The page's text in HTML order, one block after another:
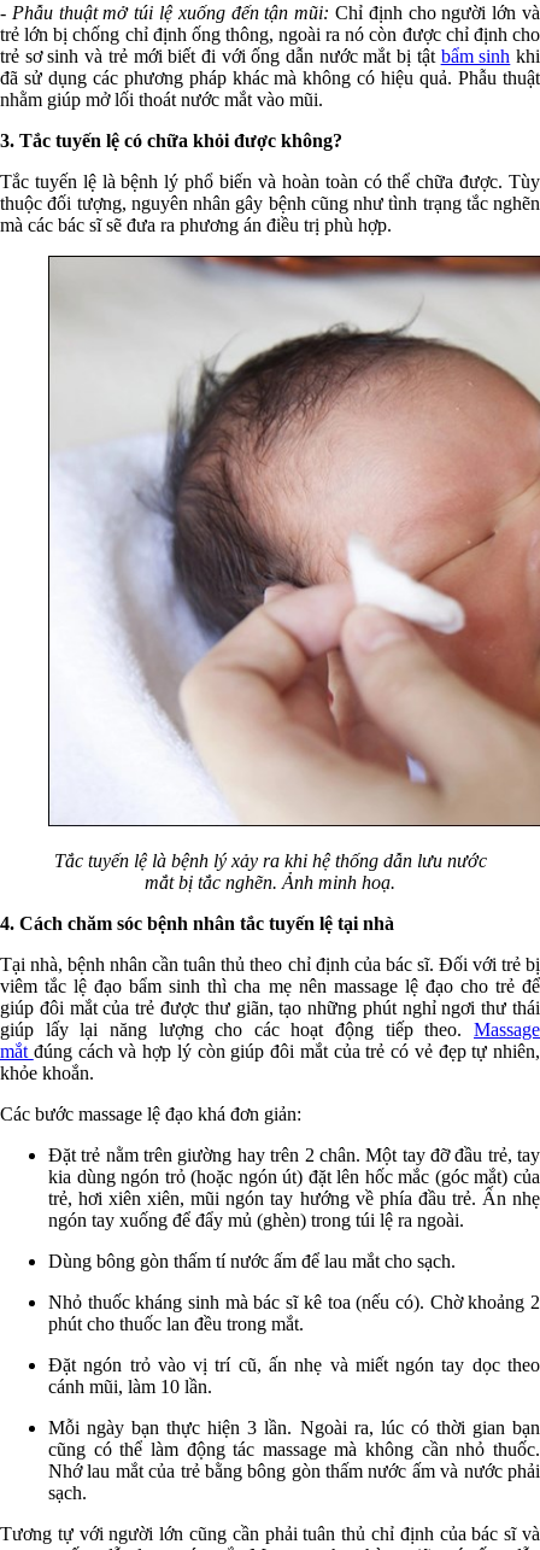
- Phẫu thuật mở túi lệ xuống đến tận mũi: Chỉ định cho người lớn và
trẻ lớn bị chống chỉ định ống thông, ngoài ra nó còn được chỉ định cho
trẻ sơ sinh và trẻ mới biết đi với ống dẫn nước mắt bị tật bẩm sinh khi
đã sử dụng các phương pháp khác mà không có hiệu quả. Phẫu thuật
nhằm giúp mở lối thoát nước mắt vào mũi.
3. Tắc tuyến lệ có chữa khỏi được không?
Tắc tuyến lệ là bệnh lý phổ biến và hoàn toàn có thể chữa được. Tùy
thuộc đối tượng, nguyên nhân gây bệnh cũng như tình trạng tắc nghẽn
mà các bác sĩ sẽ đưa ra phương án điều trị phù hợp.
Tắc tuyến lệ là bệnh lý xảy ra khi hệ thống dẫn lưu nước
mắt bị tắc nghẽn. Ảnh minh hoạ.
4. Cách chăm sóc bệnh nhân tắc tuyến lệ tại nhà
Tại nhà, bệnh nhân cần tuân thủ theo chỉ định của bác sĩ. Đối với trẻ bị
viêm tắc lệ đạo bẩm sinh thì cha mẹ nên massage lệ đạo cho trẻ để
giúp đôi mắt của trẻ được thư giãn, tạo những phút nghỉ ngơi thư thái
giúp lấy lại năng lượng cho các hoạt động tiếp theo. Massage
mắt đúng cách và hợp lý còn giúp đôi mắt của trẻ có vẻ đẹp tự nhiên,
khỏe khoắn.
Các bước massage lệ đạo khá đơn giản:
Đặt trẻ nằm trên giường hay trên 2 chân. Một tay đỡ đầu trẻ, tay
kia dùng ngón trỏ (hoặc ngón út) đặt lên hốc mắc (góc mắt) của
trẻ, hơi xiên xiên, mũi ngón tay hướng về phía đầu trẻ. Ấn nhẹ
ngón tay xuống để đẩy mủ (ghèn) trong túi lệ ra ngoài.
Dùng bông gòn thấm tí nước ấm để lau mắt cho sạch.
Nhỏ thuốc kháng sinh mà bác sĩ kê toa (nếu có). Chờ khoảng 2
phút cho thuốc lan đều trong mắt.
Đặt ngón trỏ vào vị trí cũ, ấn nhẹ và miết ngón tay dọc theo
cánh mũi, làm 10 lần.
Mỗi ngày bạn thực hiện 3 lần. Ngoài ra, lúc có thời gian bạn
cũng có thể làm động tác massage mà không cần nhỏ thuốc.
Nhớ lau mắt của trẻ bằng bông gòn thấm nước ấm và nước phải
sạch.
Tương tự với người lớn cũng cần phải tuân thủ chỉ định của bác sĩ và